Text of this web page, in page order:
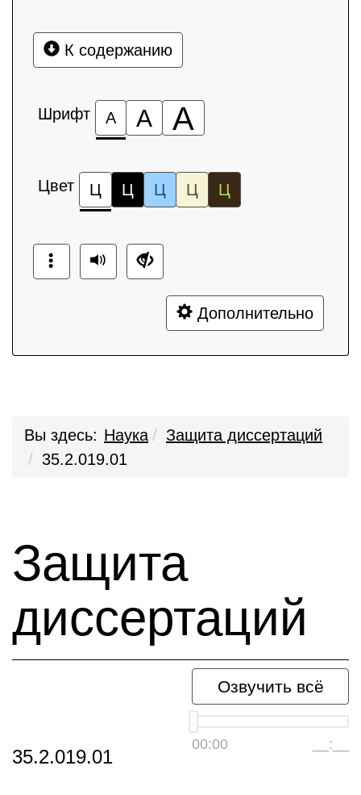
К содержанию
Шрифт А А А
Цвет Ц Ц Ц Ц Ц
Дополнительно
Вы здесь: Наука
Защита диссертаций
35.2.019.01
Защита
диссертаций
Озвучить всё
00:00 __:__
35.2.019.01